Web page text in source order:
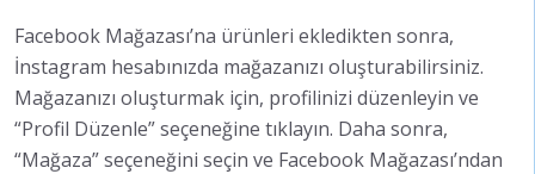
Facebook Mağazası’na ürünleri ekledikten sonra,
İnstagram hesabınızda mağazanızı oluşturabilirsiniz.
Mağazanızı oluşturmak için, profilinizi düzenleyin ve
“Profil Düzenle” seçeneğine tıklayın. Daha sonra,
“Mağaza” seçeneğini seçin ve Facebook Mağazası’ndan